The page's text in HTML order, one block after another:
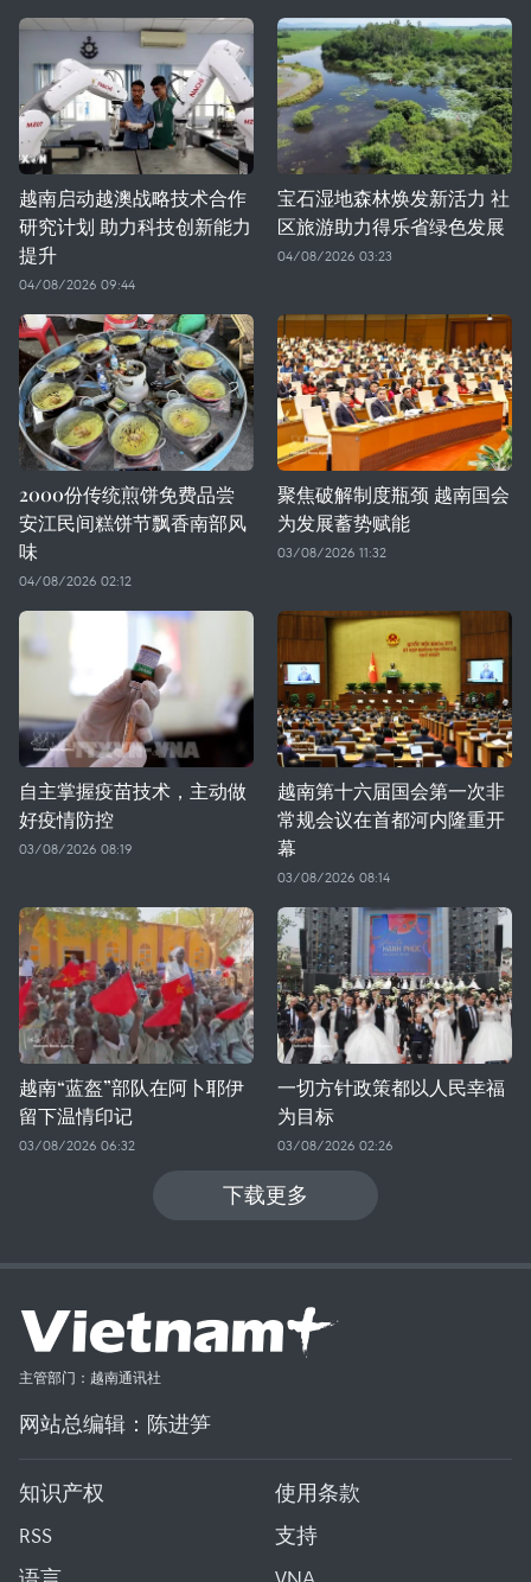
越南启动越澳战略技术合作
研究计划 助力科技创新能力
提升
04/08/2026 09:44
宝石湿地森林焕发新活力 社
区旅游助力得乐省绿色发展
04/08/2026 03:23
2000份传统煎饼免费品尝
安江民间糕饼节飘香南部风
味
04/08/2026 02:12
聚焦破解制度瓶颈 越南国会
为发展蓄势赋能
03/08/2026 11:32
自主掌握疫苗技术，主动做
好疫情防控
03/08/2026 08:19
越南第十六届国会第一次非
常规会议在首都河内隆重开
幕
03/08/2026 08:14
越南“蓝盔”部队在阿卜耶伊
留下温情印记
03/08/2026 06:32
一切方针政策都以人民幸福
为目标
03/08/2026 02:26
下载更多
主管部门：越南通讯社
网站总编辑：陈进笋
知识产权
使用条款
RSS
支持